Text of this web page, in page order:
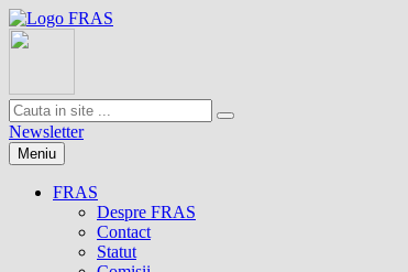
Newsletter
Meniu
FRAS
Despre FRAS
Contact
Statut